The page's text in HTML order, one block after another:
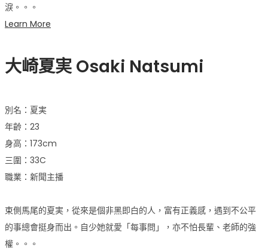
淚。。。
Learn More
大崎夏実Osaki Natsumi
別名：夏実
年齡：23
身高：173cm
三圍：33C
職業：新聞主播
束側馬尾的夏実，從來是個非黑即白的人，富有正義感，遇到不公平
的事總會挺身而出。自少她就愛「每事問」，亦不怕長輩、老師的強
權。。。